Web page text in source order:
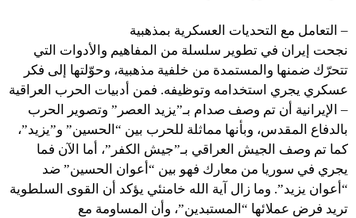
– التعامل مع التحديات العسكرية بمذهبية
نجحت إيران في تطوير سلسلة من المفاهيم والأدوات التي
تتحرّك ضمنها والمستمدة من خلفية مذهبية، وحوّلتها إلى فكر
عسكري يجري استخدامه وتوظيفه. فمن أدبيات الحرب العراقية
– الإيرانية أن تم وصف صدام بـ”يزيد العصر” وتصوير الحرب
بالدفاع المقدس، وبأنها مماثلة للحرب بين “الحسين” و”يزيد”،
كما تم وصف الجيش العراقي بـ”جيش الكفر”، أما الآن فما
يجري في سوريا من معارك فهو بين “أعوان الحسين” ضد
“أعوان يزيد”. وما زال آية الله خامنئي يؤكد أن القوى السلطوية
تريد فرض عملائها “المستبدين”، وأن المساومة مع